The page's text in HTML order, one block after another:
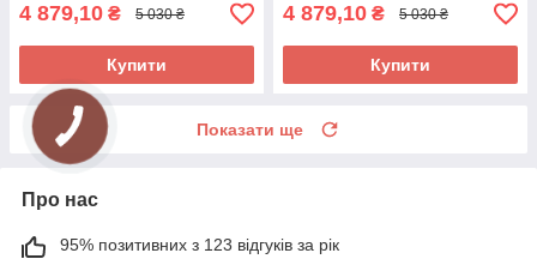
4 879,10 ₴ 5 030 ₴
Купити
4 879,10 ₴ 5 030 ₴
Купити
Показати ще
Про нас
95% позитивних з 123 відгуків за рік